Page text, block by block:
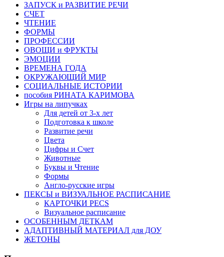
ЗАПУСК и РАЗВИТИЕ РЕЧИ
СЧЕТ
ЧТЕНИЕ
ФОРМЫ
ПРОФЕССИИ
ОВОЩИ и ФРУКТЫ
ЭМОЦИИ
ВРЕМЕНА ГОДА
ОКРУЖАЮЩИЙ МИР
СОЦИАЛЬНЫЕ ИСТОРИИ
пособия РИНАТА КАРИМОВА
Игры на липучках
Для детей от 3-х лет
Подготовка к школе
Развитие речи
Цвета
Цифры и Счет
Животные
Буквы и Чтение
Формы
Англо-русские игры
ПЕКСЫ и ВИЗУАЛЬНОЕ РАСПИСАНИЕ
КАРТОЧКИ PECS
Визуальное расписание
ОСОБЕННЫМ ДЕТКАМ
АДАПТИВНЫЙ МАТЕРИАЛ для ДОУ
ЖЕТОНЫ